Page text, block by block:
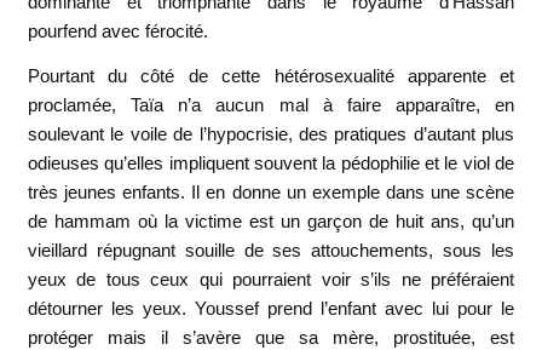
pourfend avec férocité.
Pourtant du côté de cette hétérosexualité apparente et
proclamée, Taïa n’a aucun mal à faire apparaître, en
soulevant le voile de l’hypocrisie, des pratiques d’autant plus
odieuses qu’elles impliquent souvent la pédophilie et le viol de
très jeunes enfants. Il en donne un exemple dans une scène
de hammam où la victime est un garçon de huit ans, qu’un
vieillard répugnant souille de ses attouchements, sous les
yeux de tous ceux qui pourraient voir s’ils ne préféraient
détourner les yeux. Youssef prend l’enfant avec lui pour le
protéger mais il s’avère que sa mère, prostituée, est